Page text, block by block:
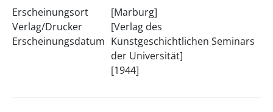
Erscheinungsort
Verlag/Drucker
Erscheinungsdatum
[Marburg]
[Verlag des
Kunstgeschichtlichen Seminars
der Universität]
[1944]